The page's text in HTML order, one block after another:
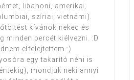
libanoni, amerikai,
szíriai, vietnámi).
kívánok neked és
minden percét kiélvezni. :D
elfelejtettem :)
egy takarító néni is
mondjuk neki annyi